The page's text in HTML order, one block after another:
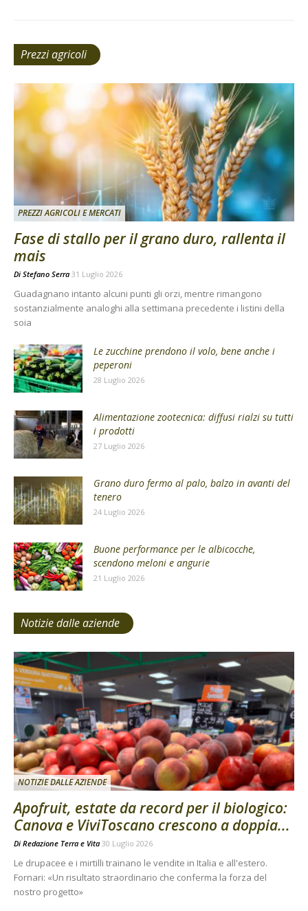
Prezzi agricoli
PREZZI AGRICOLI E MERCATI
Fase di stallo per il grano duro, rallenta il
mais
Di Stefano Serra 31 Luglio 2026
Guadagnano intanto alcuni punti gli orzi, mentre rimangono
sostanzialmente analoghi alla settimana precedente i listini della
soia
Le zucchine prendono il volo, bene anche i
peperoni
28 Luglio 2026
Alimentazione zootecnica: diffusi rialzi su tutti
i prodotti
27 Luglio 2026
Grano duro fermo al palo, balzo in avanti del
tenero
24 Luglio 2026
Buone performance per le albicocche,
scendono meloni e angurie
21 Luglio 2026
Notizie dalle aziende
NOTIZIE DALLE AZIENDE
Apofruit, estate da record per il biologico:
Canova e ViviToscano crescono a doppia...
Di Redazione Terra e Vita 30 Luglio 2026
Le drupacee e i mirtilli trainano le vendite in Italia e all'estero.
Fornari: «Un risultato straordinario che conferma la forza del
nostro progetto»